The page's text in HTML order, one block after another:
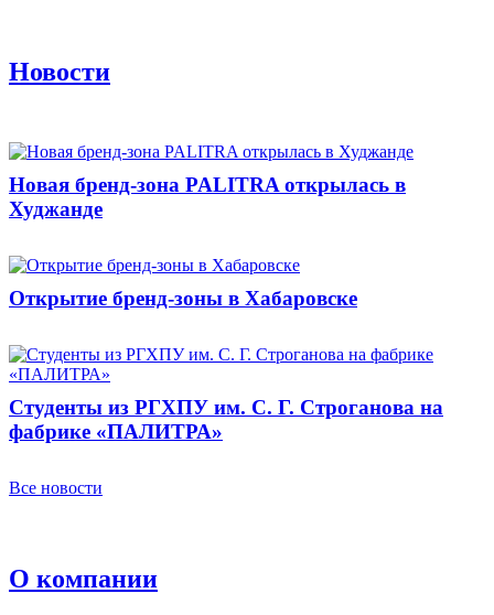
Новости
Новая бренд-зона PALITRA открылась в
Худжанде
Открытие бренд-зоны в Хабаровске
Студенты из РГХПУ им. С. Г. Строганова на
фабрике «ПАЛИТРА»
Все новости
О компании